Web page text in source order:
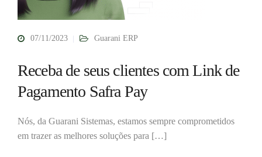
07/11/2023 Guarani ERP
Receba de seus clientes com Link de
Pagamento Safra Pay
Nós, da Guarani Sistemas, estamos sempre comprometidos
em trazer as melhores soluções para […]